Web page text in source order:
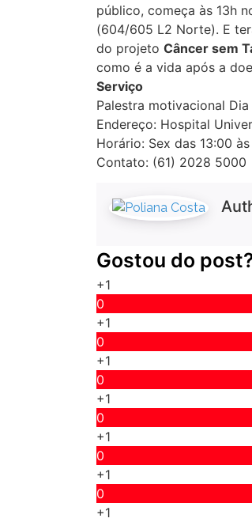
público, começa às 13h
(604/605 L2 Norte). E
do projeto Câncer sem
como é a vida após a
Serviço
Palestra motivacional
Endereço: Hospital
Horário: Sex das 13:00
Contato: (61) 2028 5000
Gostou do
+1
0
+1
0
+1
0
+1
0
+1
0
+1
0
+1